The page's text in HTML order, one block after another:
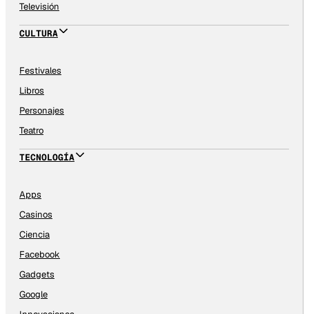
Televisión
CULTURA
Festivales
Libros
Personajes
Teatro
TECNOLOGÍA
Apps
Casinos
Ciencia
Facebook
Gadgets
Google